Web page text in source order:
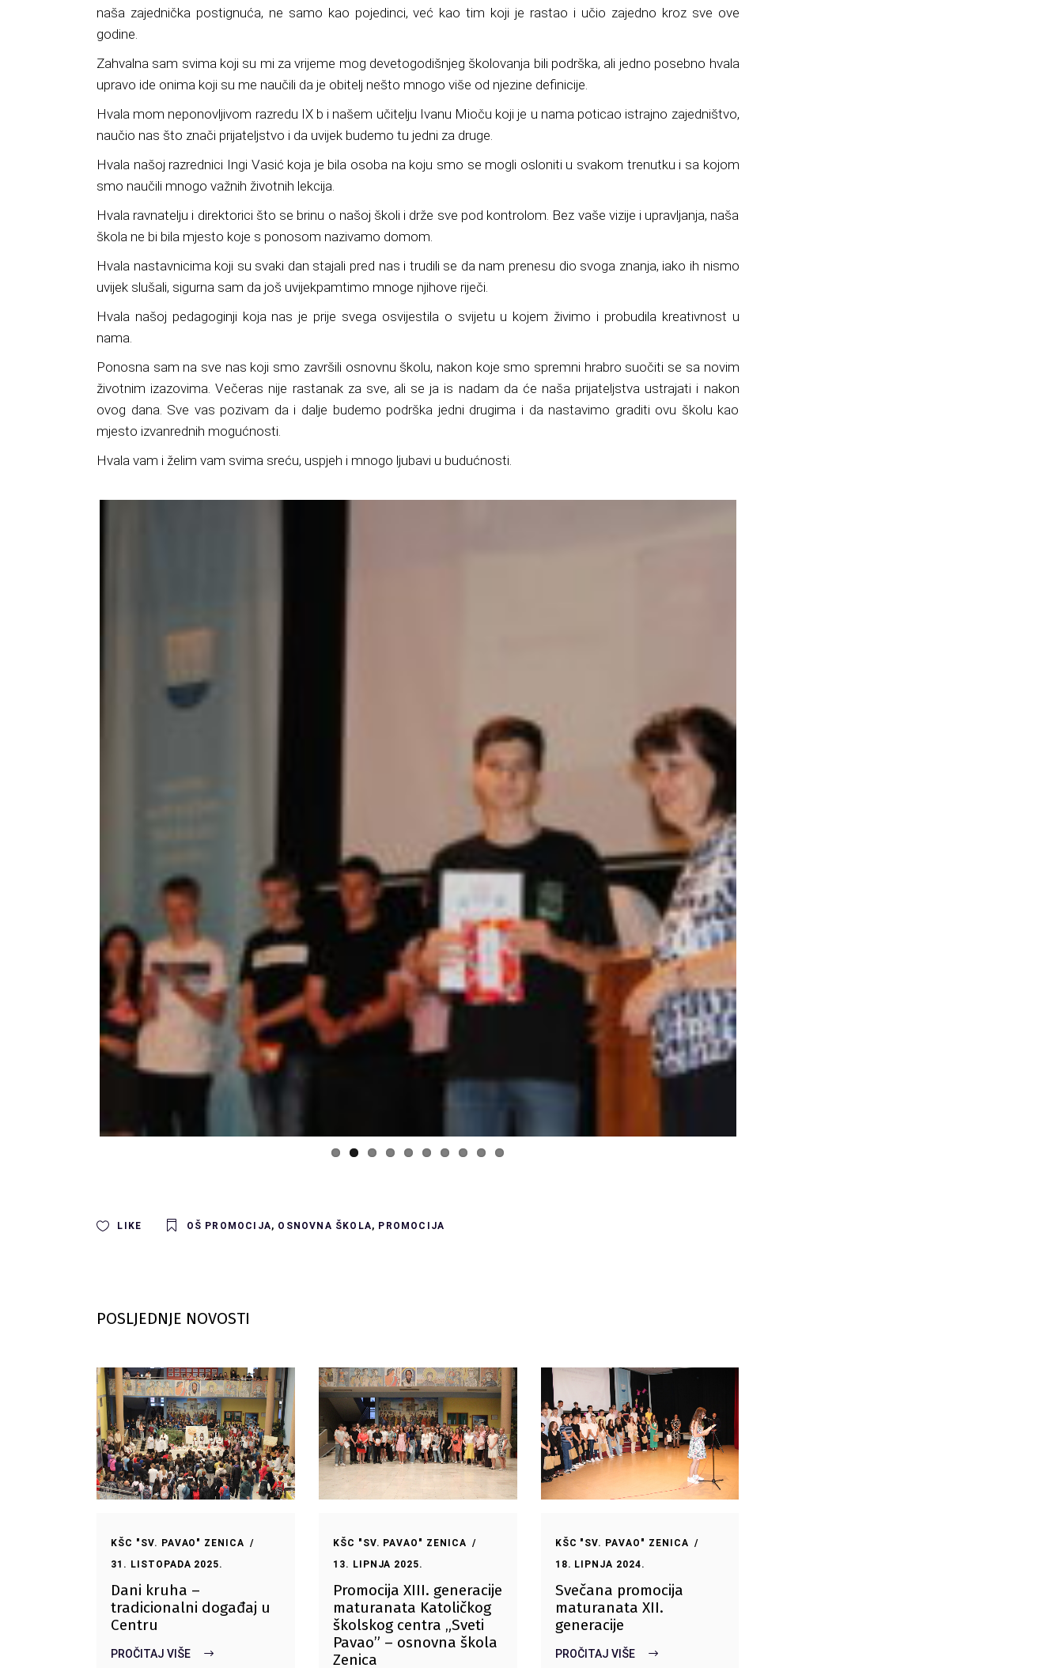
naša zajednička postignuća, ne samo kao pojedinci, već kao tim koji je rastao i učio zajedno kroz sve ove
godine.
Zahvalna sam svima koji su mi za vrijeme mog devetogodišnjeg školovanja bili podrška, ali jedno posebno hvala
upravo ide onima koji su me naučili da je obitelj nešto mnogo više od njezine definicije.
Hvala mom neponovljivom razredu IX b i našem učitelju Ivanu Mioču koji je u nama poticao istrajno zajedništvo,
naučio nas što znači prijateljstvo i da uvijek budemo tu jedni za druge.
Hvala našoj razrednici Ingi Vasić koja je bila osoba na koju smo se mogli osloniti u svakom trenutku i sa kojom
smo naučili mnogo važnih životnih lekcija.
Hvala ravnatelju i direktorici što se brinu o našoj školi i drže sve pod kontrolom. Bez vaše vizije i upravljanja, naša
škola ne bi bila mjesto koje s ponosom nazivamo domom.
Hvala nastavnicima koji su svaki dan stajali pred nas i trudili se da nam prenesu dio svoga znanja, iako ih nismo
uvijek slušali, sigurna sam da još uvijekpamtimo mnoge njihove riječi.
Hvala našoj pedagoginji koja nas je prije svega osvijestilao svijetu u kojem živimo i probudila kreativnost u
nama.
Ponosna sam na sve nas koji smo završili osnovnu školu, nakon koje smo spremni hrabro suočiti se sa novim
životnim izazovima.Večeras nije rastanak za sve, ali se ja is nadam da će naša prijateljstva ustrajati i nakon
ovog dana. Sve vas pozivam da i dalje budemo podrška jedni drugima i da nastavimo graditi ovu školu kao
mjesto izvanrednih mogućnosti.
Hvala vam i želim vam svima sreću, uspjeh i mnogo ljubavi u budućnosti.
LIKE OŠ PROMOCIJA, OSNOVNA ŠKOLA, PROMOCIJA
POSLJEDNJE NOVOSTI
KŠC "SV. PAVAO" ZENICA
31. LISTOPADA 2025.
Dani kruha –
tradicionalni događaj u
Centru
PROČITAJ VIŠE
KŠC "SV. PAVAO" ZENICA
13. LIPNJA 2025.
Promocija XIII. generacije
maturanata Katoličkog
školskog centra „Sveti
Pavao” – osnovna škola
Zenica
KŠC "SV. PAVAO" ZENICA
18. LIPNJA 2024.
Svečana promocija
maturanata XII.
generacije
PROČITAJ VIŠE